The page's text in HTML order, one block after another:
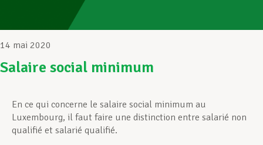
Assistance au Travail
Assistance en vie privée
14 mai 2020
Salaire social minimum
En ce qui concerne le salaire social minimum au
Luxembourg, il faut faire une distinction entre salarié non
qualifié et salarié qualifié.